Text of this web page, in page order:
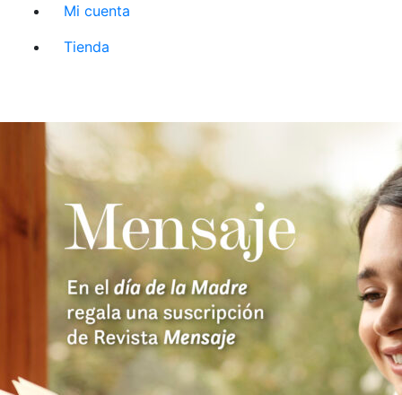
Mi cuenta
Tienda